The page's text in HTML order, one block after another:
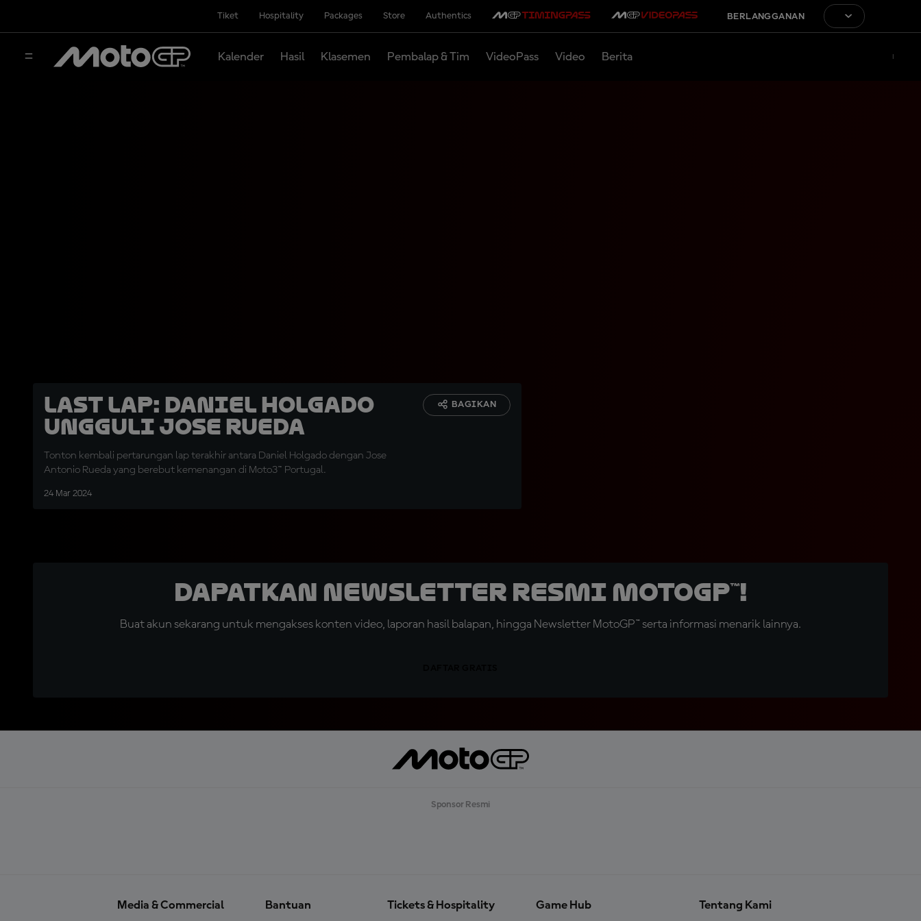
Tiket Hospitality Packages Store Authentics BERLANGGANAN
Kalender Hasil Klasemen Pembalap & Tim VideoPass Video Berita
LAST LAP: Daniel Holgado
Ungguli Jose Rueda
Tonton kembali pertarungan lap terakhir antara Daniel Holgado dengan Jose
Antonio Rueda yang berebut kemenangan di Moto3™ Portugal.
24 Mar 2024
BAGIKAN
Dapatkan Newsletter Resmi MotoGP™!
Buat akun sekarang untuk mengakses konten video, laporan hasil balapan, hingga Newsletter MotoGP™ serta informasi menarik lainnya.
Sponsor Resmi
Media & Commercial Bantuan Tickets & Hospitality Game Hub Tentang Kami